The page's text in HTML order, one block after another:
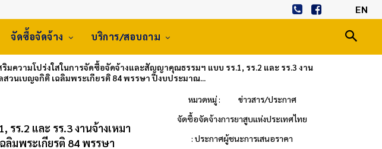
EN
จัดซื้อจัดจ้าง บริการ/สอบถาม
ริมความโปร่งใสในการจัดซื้อจัดจ้างและสัญญาคุณธรรมฯ แบบ รร.1, รร.2 และ รร.3 งาน
วนเบญจกิติ เฉลิมพระเกียรติ 84 พรรษา ปีงบประมาณ...
ร.2 และ รร.3 งานจ้างเหมา
ลิมพระเกียรติ 84 พรรษา
หมวดหมู่ :
ข่าวสาร/ประกาศ
จัดซื้อจัดจ้างการยาสูบแห่งประเทศไทย
: ประกาศผู้ชนะการเสนอราคา